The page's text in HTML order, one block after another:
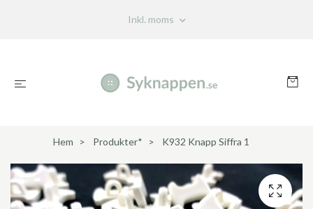
Inkl. moms
Hem Produkter* K932 Knapp Siffra 1